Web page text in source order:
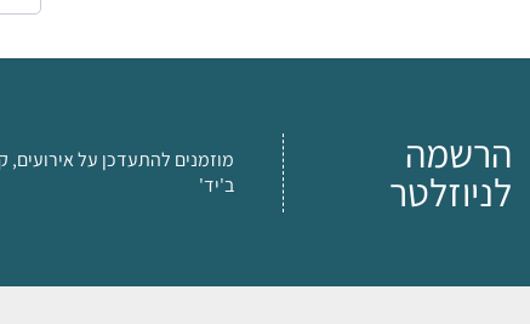
הרשמה
לניוזלטר
מוזמנים להתעדכן על
ב'יד'